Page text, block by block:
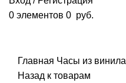
0 элементов 0 руб.
Главная Часы из винила
Назад к товарам